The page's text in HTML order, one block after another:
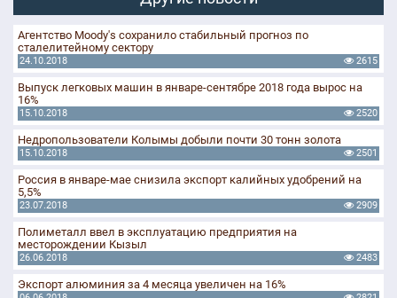
Агентство Moody's сохранило стабильный прогноз по
сталелитейному сектору
24.10.2018 2615
Выпуск легковых машин в январе-сентябре 2018 года вырос на
16%
15.10.2018 2520
Недропользователи Колымы добыли почти 30 тонн золота
15.10.2018 2501
Россия в январе-мае снизила экспорт калийных удобрений на
5,5%
23.07.2018 2909
Полиметалл ввел в эксплуатацию предприятия на
месторождении Кызыл
26.06.2018 2483
Экспорт алюминия за 4 месяца увеличен на 16%